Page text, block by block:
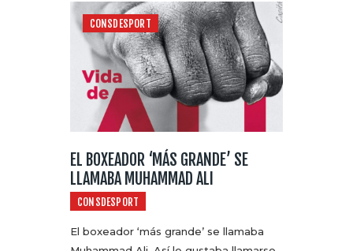
CONSDESPORT
EL BOXEADOR ‘MÁS GRANDE’ SE
LLAMABA MUHAMMAD ALI
CONSDESPORT
El boxeador ‘más grande’ se llamaba